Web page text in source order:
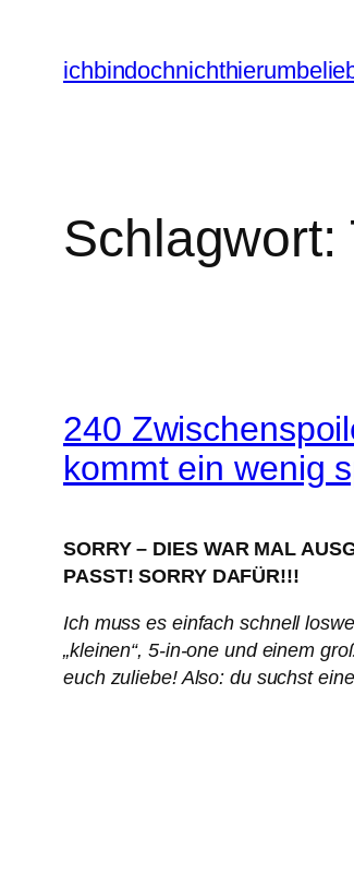
Inhalt
springen
Schlagwort:
240
kommt ein wenig
SORRY – DIES WAR MAL
PASST! SORRY DAFÜR!!!
Ich muss es einfach schnell
„kleinen“, 5-in-one und einem
euch zuliebe! Also: du suchst